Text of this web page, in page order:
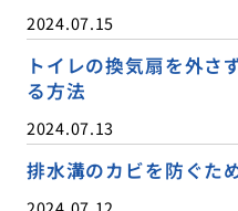
2024.07.15
トイレの換気扇を外さ
る方法
2024.07.13
排水溝のカビを防ぐた